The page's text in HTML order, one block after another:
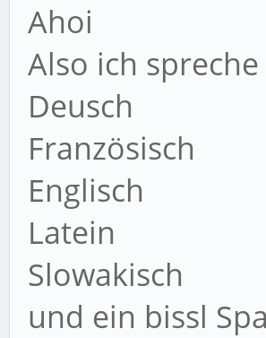
Ahoi
Also ich spreche
Deusch
Französisch
Englisch
Latein
Slowakisch
und ein bissl